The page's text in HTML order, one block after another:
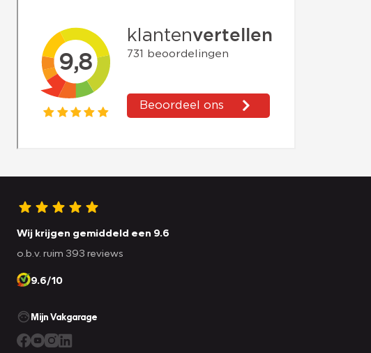
Wij krijgen gemiddeld een 9.6
o.b.v. ruim 393 reviews
9.6/10
Mijn Vakgarage